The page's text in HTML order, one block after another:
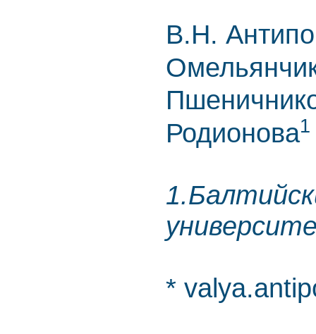
В.Н.
Родионова1
*